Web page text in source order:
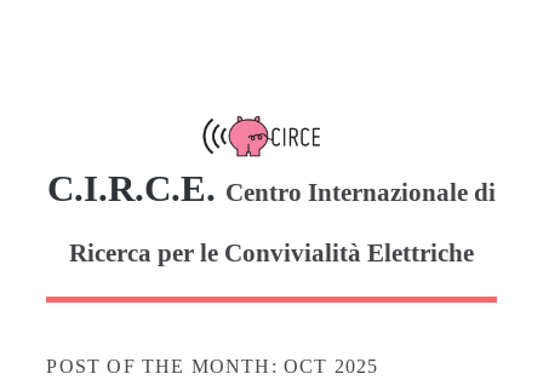
C.I.R.C.E. Centro Internazionale di
Ricerca per le Convivialità Elettriche
POST OF THE MONTH: OCT 2025